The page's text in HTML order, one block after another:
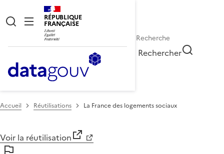
RÉPUBLIQUE
FRANÇAISE
Rechercher
Accueil Réutilisations La France des logements sociaux
Voir la réutilisation